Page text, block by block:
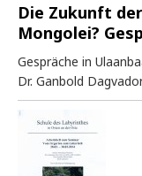
Die Zukunft
Mongolei?
Gespräche in
Dr. Ganbold